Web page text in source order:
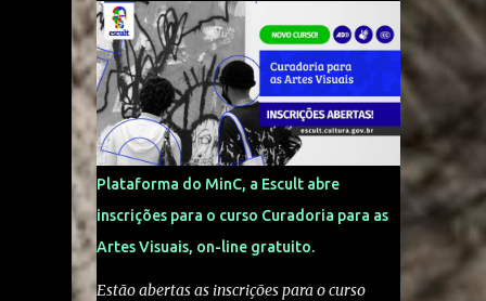
Plataforma do MinC, a Escult abre
inscrições para o curso Curadoria para as
Artes Visuais, on-line gratuito.
Estão abertas as inscrições para o curso